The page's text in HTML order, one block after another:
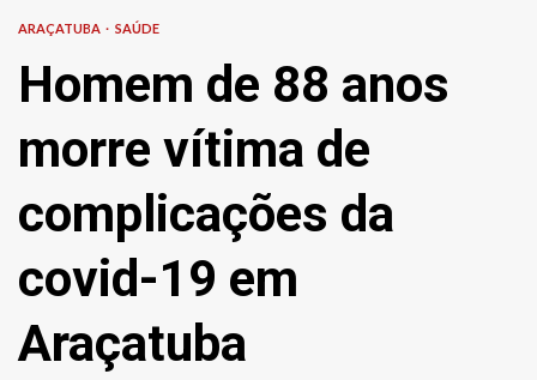
ARAÇATUBA SAÚDE
Homem de 88 anos
morre vítima de
complicações da
covid-19 em
Araçatuba